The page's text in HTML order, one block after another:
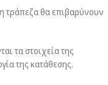
τράπεζα θα επιβαρύνουν
τα στοιχεία της
της κατάθεσης.